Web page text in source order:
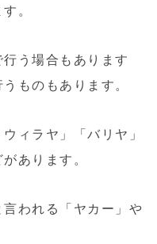
。
う場合もあります
ものもあります。
ィラヤ」「バリヤ」
あります。
われる「ヤカー」や